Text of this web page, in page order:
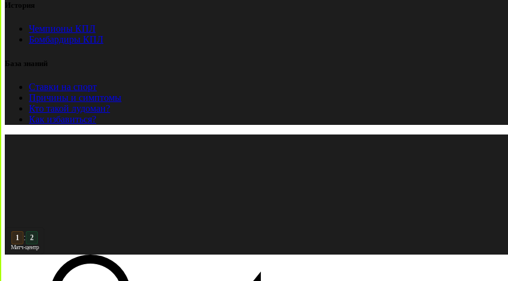
История
Чемпионы КПЛ
Бомбардиры КПЛ
База знаний
Ставки на спорт
Причины и симптомы
Кто такой лудоман?
Как избавиться?
2 : 2
Матч-центр